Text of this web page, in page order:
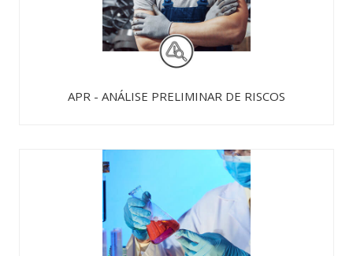
APR - ANÁLISE PRELIMINAR DE RISCOS